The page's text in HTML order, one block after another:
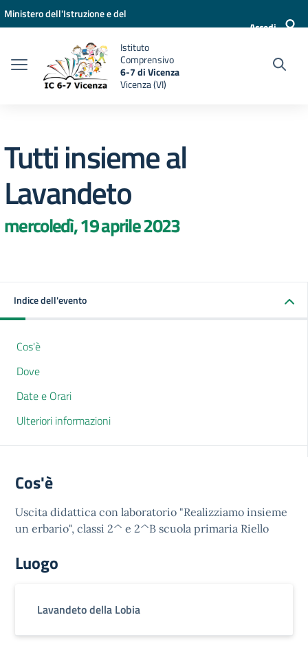
Vai ai contenuti
Vai al menu di navigazione
Vai al footer
Ministero dell'Istruzione e del
Accedi
Istituto
Comprensivo
6-7 di Vicenza
Vicenza (VI)
Tutti insieme al
Lavandeto
mercoledì, 19 aprile 2023
Indice dell'evento
Cos'è
Dove
Date e Orari
Ulteriori informazioni
Cos'è
Uscita didattica con laboratorio "Realizziamo insieme
un erbario", classi 2^ e 2^B scuola primaria Riello
Luogo
Lavandeto della Lobia